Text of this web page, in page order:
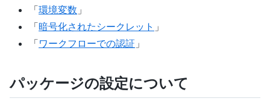
「環境変数 」
「暗号化されたシークレット 」
「ワークフローでの認証 」
パッケージの設定について